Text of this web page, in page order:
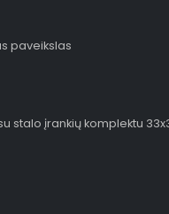
paveikslas
stalo įrankių komplektu